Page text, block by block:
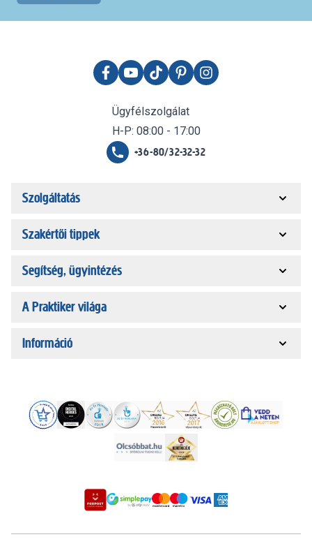
Ügyfélszolgálat
H-P: 08:00 - 17:00
+36-80/32-32-32
Szolgáltatás
Szakértői tippek
Segítség, ügyintézés
A Praktiker világa
Információ